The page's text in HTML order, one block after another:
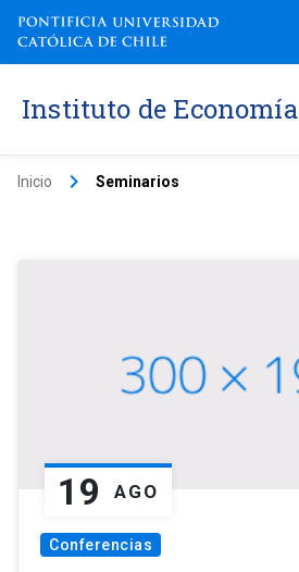
Instituto de Economía
Inicio keyboard_arrow_right Seminarios
19 AGO
Conferencias